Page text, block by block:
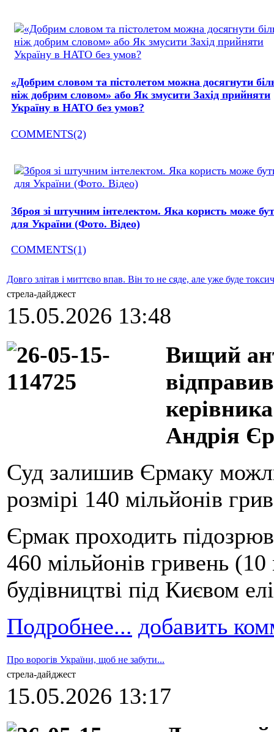
«Добрим словом та пістолетом можна досягнути
ніж добрим словом» або Як змусити Захід прийняти
Україну в НАТО без умов?
COMMENTS(2)
Зброя зі штучним інтелектом. Яка користь може
для України (Фото. Відео)
COMMENTS(1)
Довго злітав і миттєво впав. Він то не сяде, але уже буде
стрела-дайджест
15.05.2026 13:48
Вищий
Андрія
Суд залишив Єрмаку
розмірі 140 мільйонів
Єрмак проходить
460 мільйонів гривень (10
будівництві під Києвом
Подробнее... добавить
Про ворогів України, щоб не забути...
стрела-дайджест
15.05.2026 13:17